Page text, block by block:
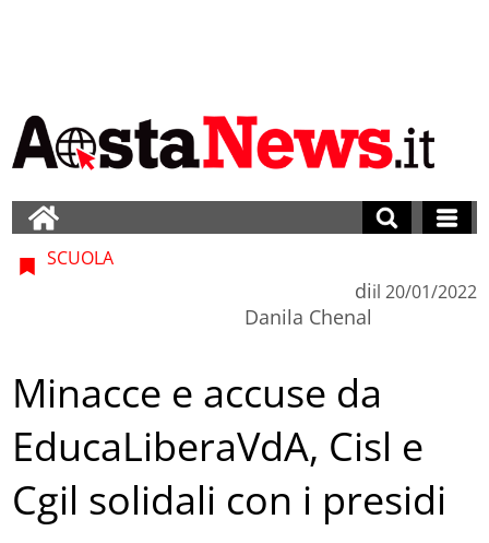
SCUOLA
di
Danila Chenal
il 20/01/2022
Minacce e accuse da
EducaLiberaVdA, Cisl e
Cgil solidali con i presidi